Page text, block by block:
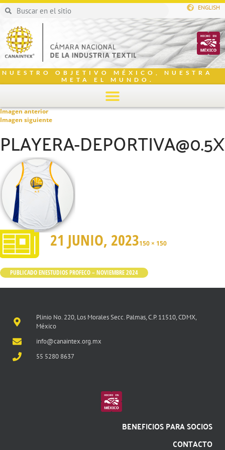
ENGLISH
NUESTRO OBJETIVO MÉXICO, NUESTRA
META EL MUNDO.
Imagen anterior
Imagen siguiente
PLAYERA-DEPORTIVA@0.5X
21 JUNIO, 2023150 × 150
PUBLICADO ENESTUDIOS PROFECO – NOVIEMBRE 2024
Plinio No. 220, Los Morales Secc. Palmas, C.P. 11510, CDMX,
México
info@canaintex.org.mx
55 5280 8637
BENEFICIOS PARA SOCIOS
CONTACTO